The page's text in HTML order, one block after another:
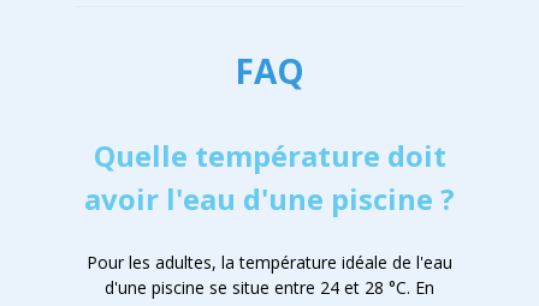
FAQ
Quelle température doit
avoir l'eau d'une piscine ?
Pour les adultes, la température idéale de l'eau
d'une piscine se situe entre 24 et 28 °C. En